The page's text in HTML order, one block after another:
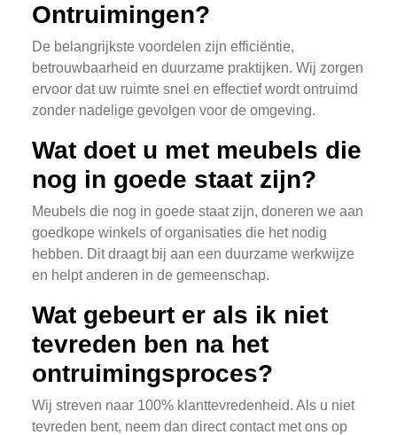
Ontruimingen?
De belangrijkste voordelen zijn efficiëntie,
betrouwbaarheid en duurzame praktijken. Wij zorgen
ervoor dat uw ruimte snel en effectief wordt ontruimd
zonder nadelige gevolgen voor de omgeving.
Wat doet u met meubels die
nog in goede staat zijn?
Meubels die nog in goede staat zijn, doneren we aan
goedkope winkels of organisaties die het nodig
hebben. Dit draagt bij aan een duurzame werkwijze
en helpt anderen in de gemeenschap.
Wat gebeurt er als ik niet
tevreden ben na het
ontruimingsproces?
Wij streven naar 100% klanttevredenheid. Als u niet
tevreden bent, neem dan direct contact met ons op